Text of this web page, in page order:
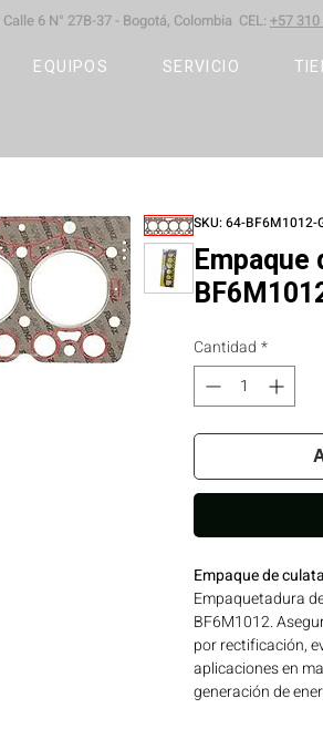
6 N° 27B-37 - Bogotá, Colombia CEL: +57
EQUIPOS SERVICIO
SKU: 64-BF6M1012-
Cantidad *
Empaque de
Empaquetadura
BF6M1012.
por rectificación,
aplicaciones en
generación de